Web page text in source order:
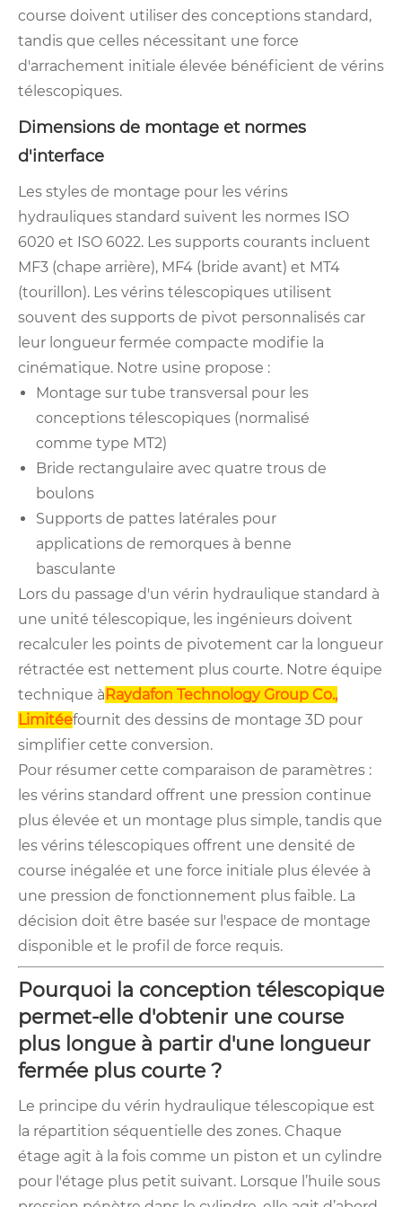
course doivent utiliser des conceptions standard,
tandis que celles nécessitant une force
d'arrachement initiale élevée bénéficient de vérins
télescopiques.
Dimensions de montage et normes
d'interface
Les styles de montage pour les vérins
hydrauliques standard suivent les normes ISO
6020 et ISO 6022. Les supports courants incluent
MF3 (chape arrière), MF4 (bride avant) et MT4
(tourillon). Les vérins télescopiques utilisent
souvent des supports de pivot personnalisés car
leur longueur fermée compacte modifie la
cinématique. Notre usine propose :
Montage sur tube transversal pour les
conceptions télescopiques (normalisé
comme type MT2)
Bride rectangulaire avec quatre trous de
boulons
Supports de pattes latérales pour
applications de remorques à benne
basculante
Lors du passage d'un vérin hydraulique standard à
une unité télescopique, les ingénieurs doivent
recalculer les points de pivotement car la longueur
rétractée est nettement plus courte. Notre équipe
technique àRaydafon Technology Group Co.,
Limitéefournit des dessins de montage 3D pour
simplifier cette conversion.
Pour résumer cette comparaison de paramètres :
les vérins standard offrent une pression continue
plus élevée et un montage plus simple, tandis que
les vérins télescopiques offrent une densité de
course inégalée et une force initiale plus élevée à
une pression de fonctionnement plus faible. La
décision doit être basée sur l'espace de montage
disponible et le profil de force requis.
Pourquoi la conception télescopique
permet-elle d'obtenir une course
plus longue à partir d'une longueur
fermée plus courte ?
Le principe du vérin hydraulique télescopique est
la répartition séquentielle des zones. Chaque
étage agit à la fois comme un piston et un cylindre
pour l'étage plus petit suivant. Lorsque l’huile sous